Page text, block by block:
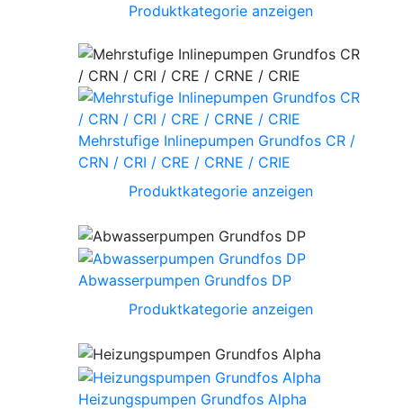
Produktkategorie anzeigen
Mehrstufige Inlinepumpen Grundfos CR /
CRN / CRI / CRE / CRNE / CRIE
Produktkategorie anzeigen
Abwasserpumpen Grundfos DP
Produktkategorie anzeigen
Heizungspumpen Grundfos Alpha